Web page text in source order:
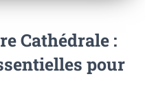
Cathédrale :
pour